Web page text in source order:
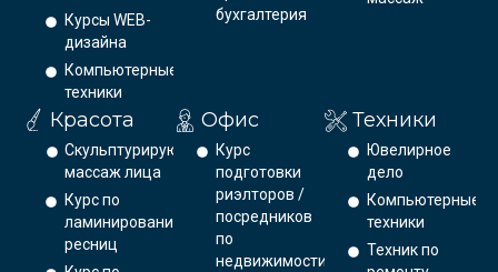
Курсы WEB-
дизайна
Компьютерные
техники
бухгалтерия
Красота
Скульптурирующий
массаж лица
Курс по
ламинированию
ресниц
Офис
Курс
подготовки
риэлторов /
посредников
по
недвижимости
Техники
Ювелирное
дело
Компьютерные
техники
Техник по